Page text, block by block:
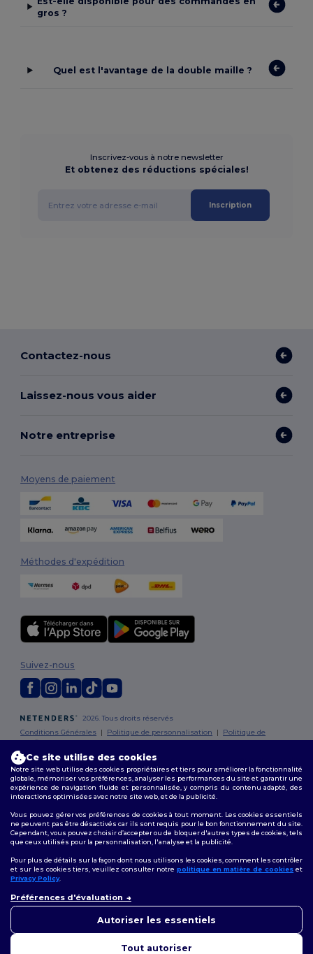
gros ?
Quel est l'avantage de la double maille ?
Inscrivez-vous à notre newsletter
Et obtenez des réductions spéciales!
Inscription
Contactez-nous
Laissez-nous vous aider
Notre entreprise
Moyens de paiement
Méthodes d'expédition
2026. Tous droits réservés
Conditions Générales | Politique de personnalisation | Politique de
Confidentialité|Politique de Cookies|Plan du Site
Suivez-nous
Bruxelles |Anvers|Mortsel |Malines | Lierre |Turnhout| Geel|
Herentals|Hoogstraten | Bruges
Ce site utilise des cookies
Notre site web utilise des cookies propriétaires et tiers pour améliorer la fonctionnalité
globale, mémoriser vos préférences, analyser les performances du site et garantir une
expérience de navigation fluide et personnalisée, y compris du contenu adapté, des
interactions optimisées avec notre site web, et de la publicité.
Vous pouvez gérer vos préférences de cookies à tout moment. Les cookies essentiels
ne peuvent pas être désactivés car ils sont requis pour le bon fonctionnement du site.
Cependant, vous pouvez choisir d’accepter ou de bloquer d'autres types de cookies, tels
que ceux utilisés pour la personnalisation, l'analyse et la publicité.
Pour plus de détails sur la façon dont nous utilisons les cookies, comment les contrôler
et sur les cookies tiers, veuillez consulter notre politique en matière de cookies et
Privacy Policy.
Préférences d'évaluation
Autoriser les essentiels
Tout autoriser
pouvez nous contacter à tout
pour vous aider.